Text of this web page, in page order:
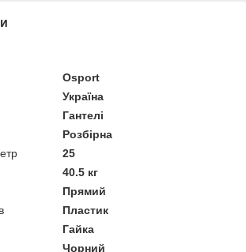
Osport
Україна
Гантелі
Розбірна
25
40.5 кг
Прямий
Пластик
Гайка
Чорний